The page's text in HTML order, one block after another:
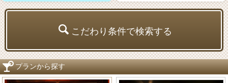
こだわり条件で検索する
プランから探す